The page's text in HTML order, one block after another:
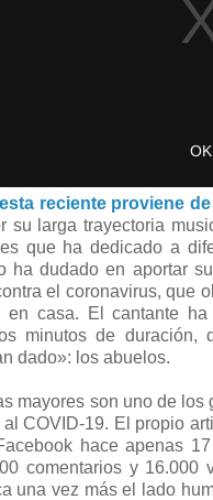
reciente proviene
su larga trayectoria
que ha dedicado a
ha dudado en aportar
el coronavirus, que
en casa. El cantante
minutos de duración,
dado»: los abuelos.
mayores son uno de los
COVID-19. El propio
hace apenas
comentarios y 16.000
una vez más el lado